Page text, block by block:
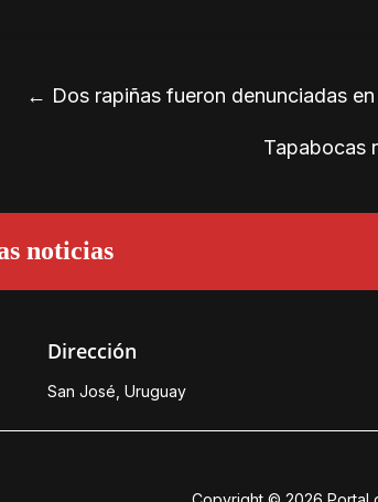
← Dos rapiñas fueron denunciadas
Tapabocas
noticias
Dirección
San José, Uruguay